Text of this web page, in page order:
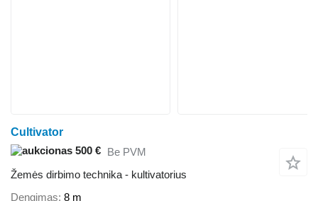
Cultivator
500 € Be PVM
Žemės dirbimo technika - kultivatorius
Dengimas 8 m